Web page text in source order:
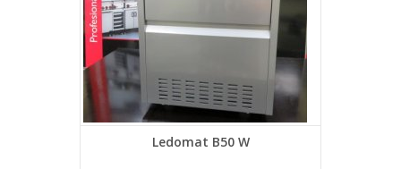
Ledomat B50 W